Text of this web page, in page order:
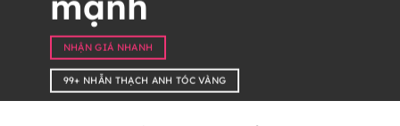
NHẬN GIÁ NHANH
99+ NHẪN THẠCH ANH TÓC VÀNG